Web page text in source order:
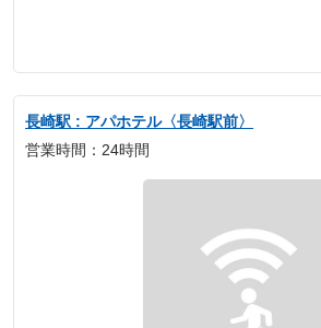
長崎駅 : アパホテル〈長崎駅前〉
営業時間：24時間